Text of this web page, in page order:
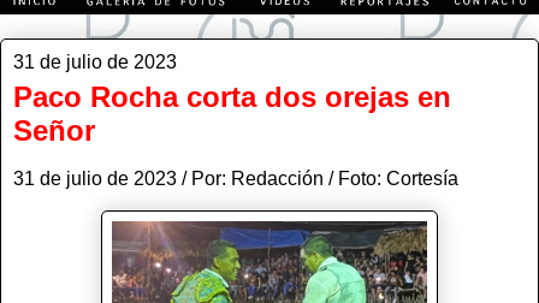
31 de julio de 2023
Paco Rocha corta dos orejas en
Señor
31 de julio de 2023 / Por: Redacción / Foto: Cortesía